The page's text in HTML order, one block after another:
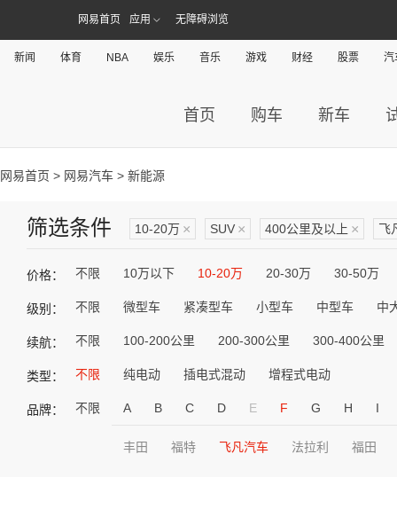
网易首页 应用 无障碍浏览
新闻 体育 NBA 娱乐 音乐 游戏 财经 股票 汽
首页 购车 新车
网易首页 > 网易汽车 > 新能源
筛选条件 10-20万 × SUV × 400公里及以上 × 飞
价格： 不限 10万以下 10-20万 20-30万 30-50万
级别： 不限 微型车 紧凑型车 小型车 中型车 中
续航： 不限 100-200公里 200-300公里 300-400公里
类型： 不限 纯电动 插电式混动 增程式电动
品牌： 不限 A B C D E F G H I
丰田 福特 飞凡汽车 法拉利 福田